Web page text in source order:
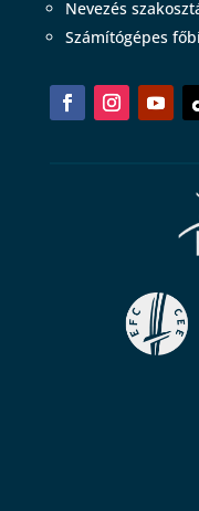
Nevezés
Számítógépes